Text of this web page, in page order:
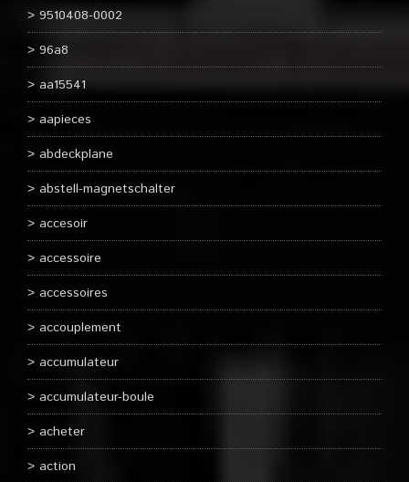
9510408-0002
96a8
aa15541
aapieces
abdeckplane
abstell-magnetschalter
accesoir
accessoire
accessoires
accouplement
accumulateur
accumulateur-boule
acheter
action